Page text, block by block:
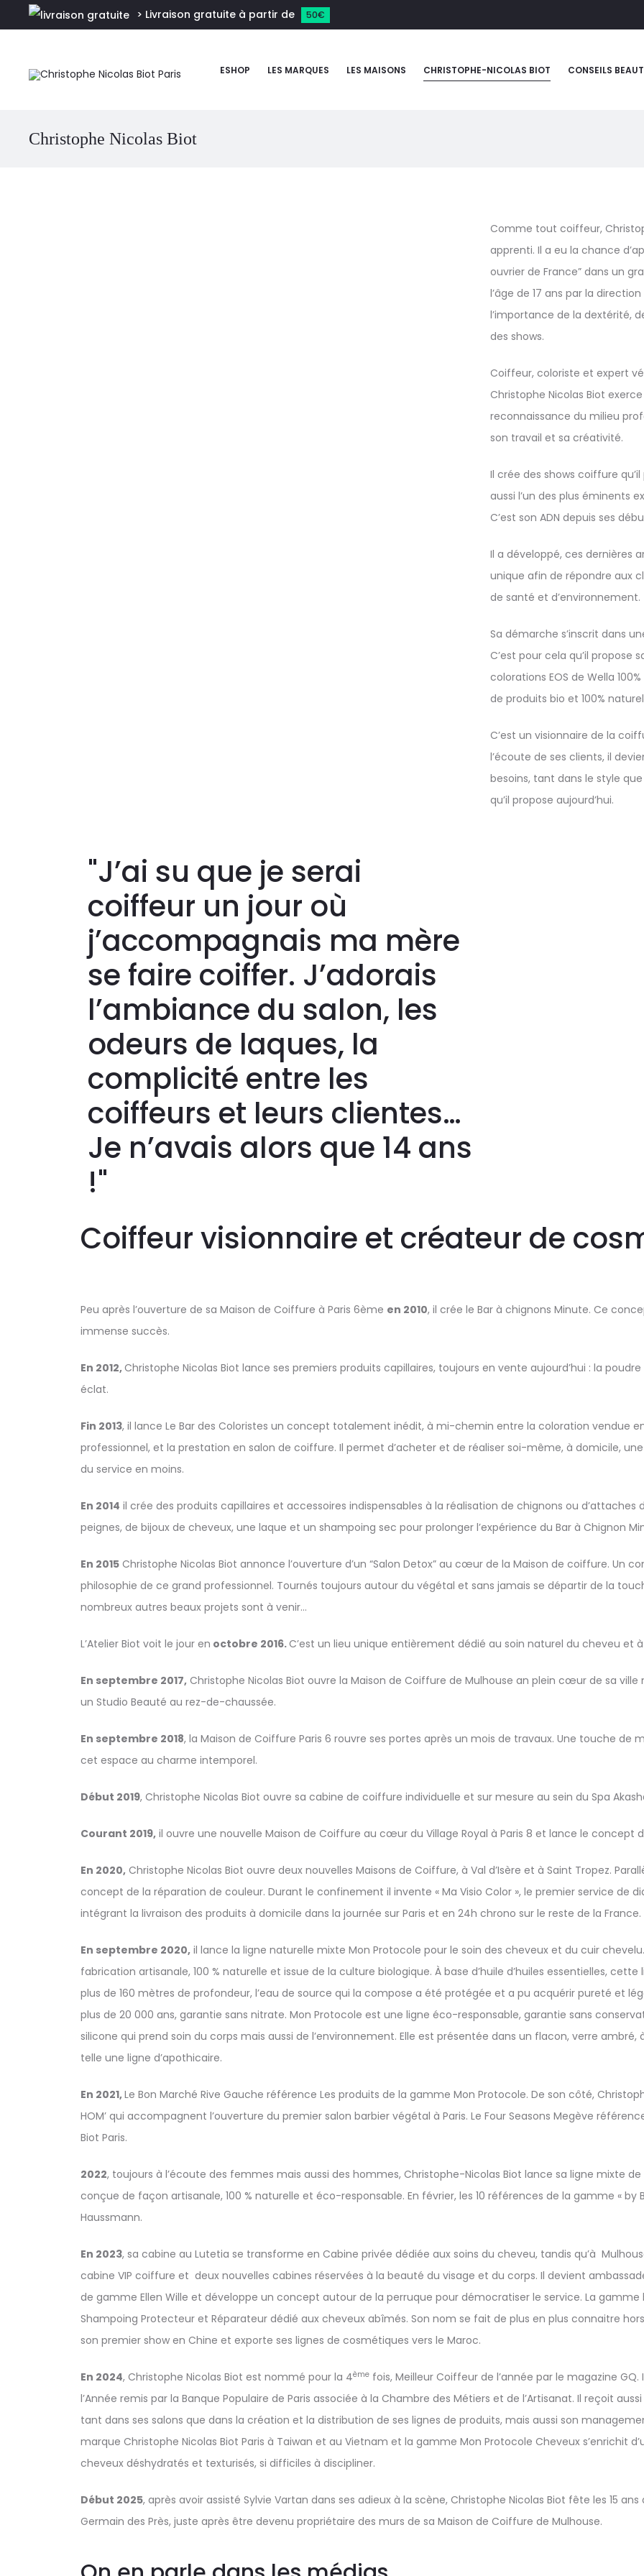
> Livraison gratuite à partir de 50€
ESHOP LES MARQUES LES MAISONS CHRISTOPHE-NICOLAS BIOT CONSEILS
Christophe Nicolas Biot
Comme tout coiffeur,
apprenti. Il a eu la chance
ouvrier de France” dans un
l’âge de 17 ans par la
l’importance de la dextérité,
des shows.
Coiffeur, coloriste et expert
Christophe Nicolas Biot
reconnaissance du milieu
son travail et sa créativité.
Il crée des shows coiffure
aussi l’un des plus éminents
C’est son ADN depuis ses
Il a développé, ces dernières
unique afin de répondre aux
de santé et d’environnement.
Sa démarche s’inscrit dans
C’est pour cela qu’il propose
colorations EOS de Wella
de produits bio et 100%
C’est un visionnaire de la
l’écoute de ses clients, il
besoins, tant dans le style
qu’il propose aujourd’hui.
"J’ai su que je serai
coiffeur un jour où
j’accompagnais ma mère
se faire coiffer. J’adorais
l’ambiance du salon, les
odeurs de laques, la
complicité entre les
coiffeurs et leurs clientes…
Je n’avais alors que 14 ans
!"
Coiffeur visionnaire et créateur de
Peu après l’ouverture de sa Maison de Coiffure à Paris 6ème en 2010, il crée le Bar à chignons Minute. Ce
immense succès.
En 2012, Christophe Nicolas Biot lance ses premiers produits capillaires, toujours en vente aujourd’hui : la
éclat.
Fin 2013, il lance Le Bar des Coloristes un concept totalement inédit, à mi-chemin entre la coloration vendue
professionnel, et la prestation en salon de coiffure. Il permet d’acheter et de réaliser soi-même, à domicile,
du service en moins.
En 2014 il crée des produits capillaires et accessoires indispensables à la réalisation de chignons ou d’attaches
peignes, de bijoux de cheveux, une laque et un shampoing sec pour prolonger l’expérience du Bar à Chignon
En 2015 Christophe Nicolas Biot annonce l’ouverture d’un “Salon Detox” au cœur de la Maison de coiffure. Un
philosophie de ce grand professionnel. Tournés toujours autour du végétal et sans jamais se départir de la
nombreux autres beaux projets sont à venir…
L’Atelier Biot voit le jour en octobre 2016. C’est un lieu unique entièrement dédié au soin naturel du cheveu et
En septembre 2017, Christophe Nicolas Biot ouvre la Maison de Coiffure de Mulhouse an plein cœur de sa ville
un Studio Beauté au rez-de-chaussée.
En septembre 2018, la Maison de Coiffure Paris 6 rouvre ses portes après un mois de travaux. Une touche
cet espace au charme intemporel.
Début 2019, Christophe Nicolas Biot ouvre sa cabine de coiffure individuelle et sur mesure au sein du Spa
Courant 2019, il ouvre une nouvelle Maison de Coiffure au cœur du Village Royal à Paris 8 et lance le concept
En 2020, Christophe Nicolas Biot ouvre deux nouvelles Maisons de Coiffure, à Val d’Isère et à Saint Tropez.
concept de la réparation de couleur. Durant le confinement il invente « Ma Visio Color », le premier service de
intégrant la livraison des produits à domicile dans la journée sur Paris et en 24h chrono sur le reste de la France.
En septembre 2020, il lance la ligne naturelle mixte Mon Protocole pour le soin des cheveux et du cuir
fabrication artisanale, 100 % naturelle et issue de la culture biologique. À base d’huile d’huiles essentielles,
plus de 160 mètres de profondeur, l’eau de source qui la compose a été protégée et a pu acquérir pureté et
plus de 20 000 ans, garantie sans nitrate. Mon Protocole est une ligne éco-responsable, garantie sans
silicone qui prend soin du corps mais aussi de l’environnement. Elle est présentée dans un flacon, verre
telle une ligne d’apothicaire.
En 2021,Le Bon Marché Rive Gauche référence Les produits de la gamme Mon Protocole. De son côté,
HOM’ qui accompagnent l’ouverture du premier salon barbier végétal à Paris. Le Four Seasons Megève
Biot Paris.
2022, toujours à l’écoute des femmes mais aussi des hommes, Christophe-Nicolas Biot lance sa ligne mixte
conçue de façon artisanale, 100 % naturelle et éco-responsable. En février, les 10 références de la gamme « by
Haussmann.
En 2023, sa cabine au Lutetia se transforme en Cabine privée dédiée aux soins du cheveu, tandis qu’à
cabine VIP coiffure et deux nouvelles cabines réservées à la beauté du visage et du corps. Il devient
de gamme Ellen Wille et développe un concept autour de la perruque pour démocratiser le service. La gamme
Shampoing Protecteur et Réparateur dédié aux cheveux abîmés. Son nom se fait de plus en plus connaitre
son premier show en Chine et exporte ses lignes de cosmétiques vers le Maroc.
En 2024, Christophe Nicolas Biot est nommé pour la 4ème fois, Meilleur Coiffeur de l’année par le magazine
l’Année remis par la Banque Populaire de Paris associée à la Chambre des Métiers et de l’Artisanat. Il reçoit
tant dans ses salons que dans la création et la distribution de ses lignes de produits, mais aussi son
marque Christophe Nicolas Biot Paris à Taiwan et au Vietnam et la gamme Mon Protocole Cheveux s’enrichit
cheveux déshydratés et texturisés, si difficiles à discipliner.
Début 2025, après avoir assisté Sylvie Vartan dans ses adieux à la scène, Christophe Nicolas Biot fête les 15
Germain des Près, juste après être devenu propriétaire des murs de sa Maison de Coiffure de Mulhouse.